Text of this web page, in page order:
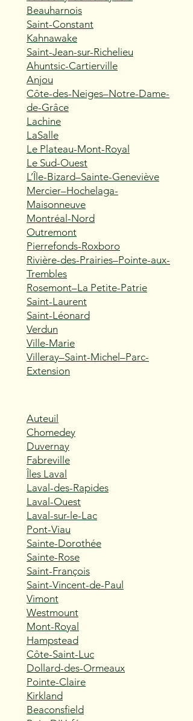
Beauharnois
Saint-Constant
Kahnawake
Saint-Jean-sur-Richelieu
Ahuntsic-Cartierville
Anjou
Côte-des-Neiges–Notre-Dame-
de-Grâce
Lachine
LaSalle
Le Plateau-Mont-Royal
Le Sud-Ouest
L’Île-Bizard–Sainte-Geneviève
Mercier–Hochelaga-
Maisonneuve
Montréal-Nord
Outremont
Pierrefonds-Roxboro
Rivière-des-Prairies–Pointe-aux-
Trembles
Rosemont–La Petite-Patrie
Saint-Laurent
Saint-Léonard
Verdun
Ville-Marie
Villeray–Saint-Michel–Parc-
Extension
Auteuil
Chomedey
Duvernay
Fabreville
Îles Laval
Laval-des-Rapides
Laval-Ouest
Laval-sur-le-Lac
Pont-Viau
Sainte-Dorothée
Sainte-Rose
Saint-François
Saint-Vincent-de-Paul
Vimont
Westmount
Mont-Royal
Hampstead
Côte-Saint-Luc
Dollard-des-Ormeaux
Pointe-Claire
Kirkland
Beaconsfield